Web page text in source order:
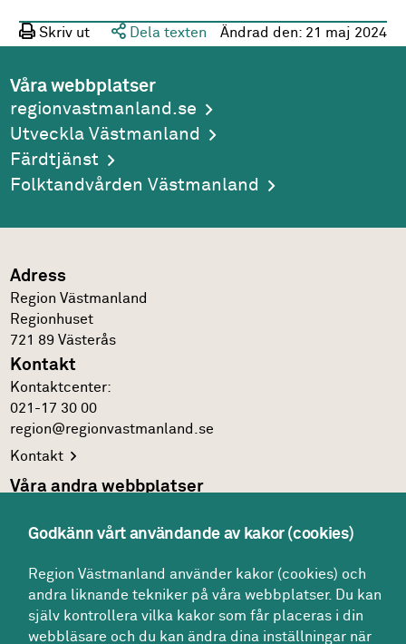
Skriv ut Dela texten Ändrad den: 21 maj 2024
Våra webbplatser
regionvastmanland.se
Utveckla Västmanland
Färdtjänst
Folktandvården Västmanland
Adress
Region Västmanland
Regionhuset
721 89 Västerås
Kontakt
Kontakt­center:
021-17 30 00
region@regionvastmanland.se
Kontakt
Våra andra webbplatser
Region Västmanlands intranät
Följ oss
Facebook
LinkedIn
Godkänn vårt användande av kakor (cookies)
Region Västmanland använder kakor (cookies) och
andra liknande tekniker på våra webbplatser. Du kan
själv kontrollera vilka kakor som får placeras i din
webbläsare och du kan ändra dina inställningar när